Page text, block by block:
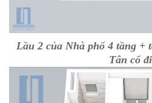
Lầu 2 của Nhà phố 4 tầng +
Tân cổ